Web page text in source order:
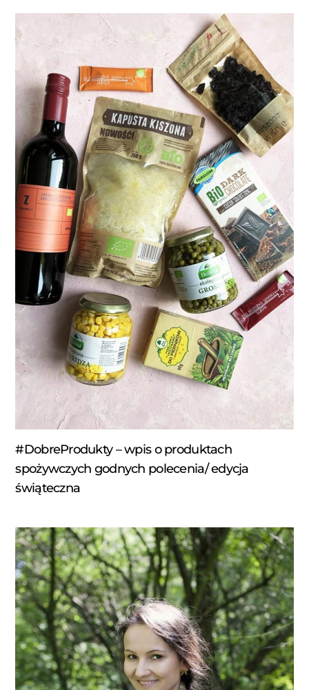
#DobreProdukty – wpis o produktach
spożywczych godnych polecenia/ edycja
świąteczna